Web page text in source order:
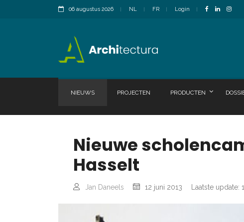
06 augustus 2026 NL FR Login
NIEUWS PROJECTEN PRODUCTEN
Nieuwe
Hasselt
Jan Daneels 12 juni 2013 Laatste update: